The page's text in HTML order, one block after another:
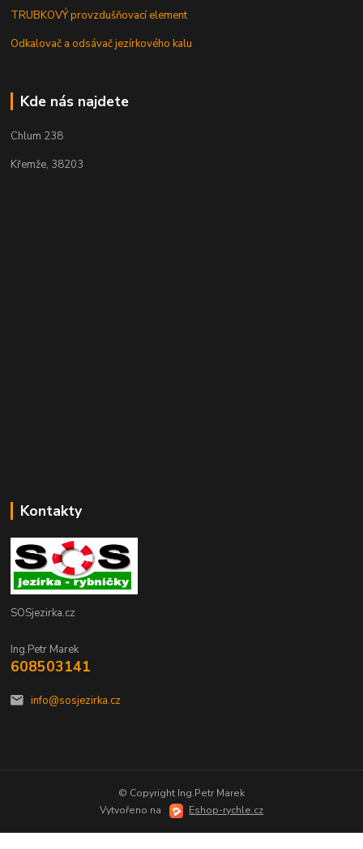
TRUBKOVÝ provzdušňovací element
Odkalovač a odsávač jezírkového kalu
Kde nás najdete
Chlum 238
Křemže, 38203
Kontakty
SOSjezirka.cz
Ing.Petr Marek
608503141
info@sosjezirka.cz
© Copyright Ing.Petr Marek
Vytvořeno na
Eshop-rychle.cz